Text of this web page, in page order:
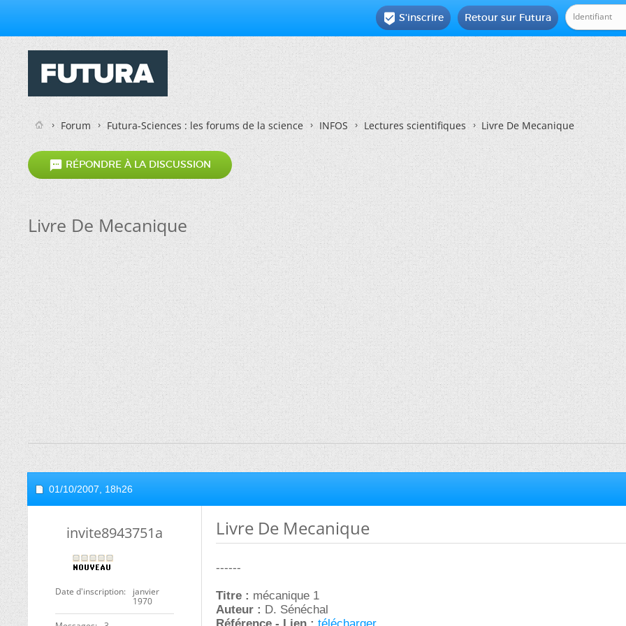
Retour sur Futura
 S'inscrire
Forum Futura-Sciences : les forums de la science INFOS Lectures scientifiques Livre De Mecanique
 RÉPONDRE À LA DISCUSSION
Livre De Mecanique
01/10/2007, 18h26
invite8943751a
Date d'inscription
janvier
1970
Livre De Mecanique
------
Titre : mécanique 1
Auteur : D. Sénéchal